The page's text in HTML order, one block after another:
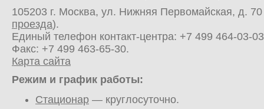
105203 г. Москва, ул. Нижняя Первомайская, д.
проезда).
Единый телефон контакт-центра: +7 499 464-03-03
Факс: +7 499 463-65-30.
Карта сайта
Режим и график работы:
Стационар — круглосуточно.